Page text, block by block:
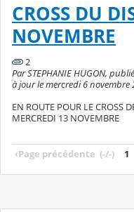
CROSS DU
NOVEMBRE
2
Par STEPHANIE HUGON,
à jour le mercredi 6 novembre
EN ROUTE POUR LE CROSS
MERCREDI 13 NOVEMBRE
‹Page précédente (-/-) 1